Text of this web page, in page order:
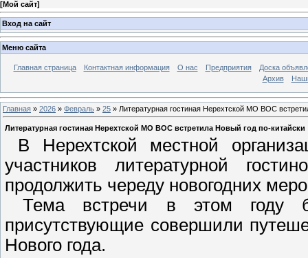
[Мой сайт]
Вход на сайт
Меню сайта
Главная страница Контактная информация О нас Предприятия
Доска
Архив
Главная » 2026 » Февраль » 25 » Литературная гостиная Нерехтской МО ВОС
Литературная гостиная Нерехтской МО ВОС встретила Новый год по-китайски
В Нерехтской местной
участников литературной
продолжить череду новогодних
Тема встречи в этом году
присутствующие совершили
Нового года.